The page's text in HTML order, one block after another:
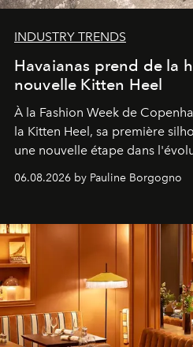
INDUSTRY TRENDS
Havaianas prend de la
nouvelle Kitten Heel
À la Fashion Week de
la Kitten Heel, sa première
une nouvelle étape dans
06.08.2026 by Pauline Borgogno